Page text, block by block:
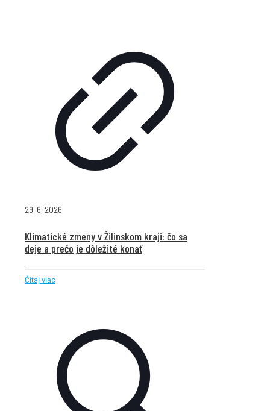
29. 6. 2026
Klimatické zmeny v Žilinskom kraji: čo sa
deje a prečo je dôležité konať
Čítaj viac